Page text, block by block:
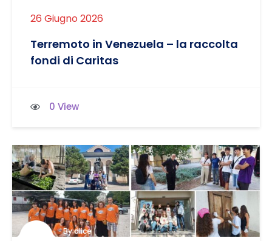
26 Giugno 2026
Terremoto in Venezuela – la raccolta
fondi di Caritas
0 View
By alice